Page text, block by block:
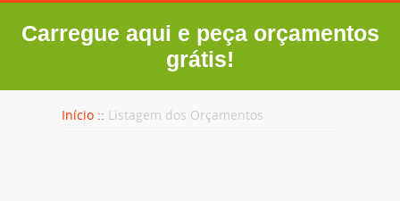
Carregue aqui e peça orçamentos
grátis!
Início :: Listagem dos Orçamentos